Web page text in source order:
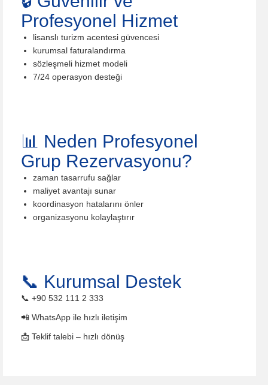
Profesyonel Hizmet
lisanslı turizm acentesi güvencesi
kurumsal faturalandırma
sözleşmeli hizmet modeli
7/24 operasyon desteği
📊 Neden Profesyonel
Grup Rezervasyonu?
zaman tasarrufu sağlar
maliyet avantajı sunar
koordinasyon hatalarını önler
organizasyonu kolaylaştırır
📞 Kurumsal Destek
📞 +90 532 111 2 333
📲 WhatsApp ile hızlı iletişim
📩 Teklif talebi – hızlı dönüş